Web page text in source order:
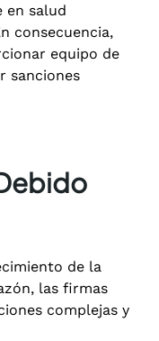
en salud
consecuencia,
equipo de
sanciones
de la
las firmas
complejas y